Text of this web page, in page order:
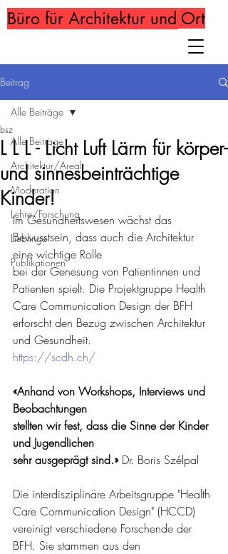
Büro für Architektur und Ort
Beitrag
Alle Beiträge
Architektur/Areal
Moderation
Lehre/Forschung
Lieblinge
Publikationen
Alle Beiträge
L L L - Licht Luft Lärm für körper-
und sinnesbeinträchtige
Kinder!
bsz
Im Gesundheitswesen wächst das
Bewusstsein, dass auch die Architektur
eine wichtige Rolle
bei der Genesung von Patientinnen und
Patienten spielt. Die Projektgruppe Health
Care Communication Design der BFH
erforscht den Bezug zwischen Architektur
und Gesundheit.
https://scdh.ch/
«Anhand von Workshops, Interviews und
Beobachtungen
stellten wir fest, dass die Sinne der Kinder
und Jugendlichen
sehr ausgeprägt sind.» Dr. Boris Szélpal
Die interdisziplinäre Arbeitsgruppe "Health
Care Communication Design" (HCCD)
vereinigt verschiedene Forschende der
BFH. Sie stammen aus den